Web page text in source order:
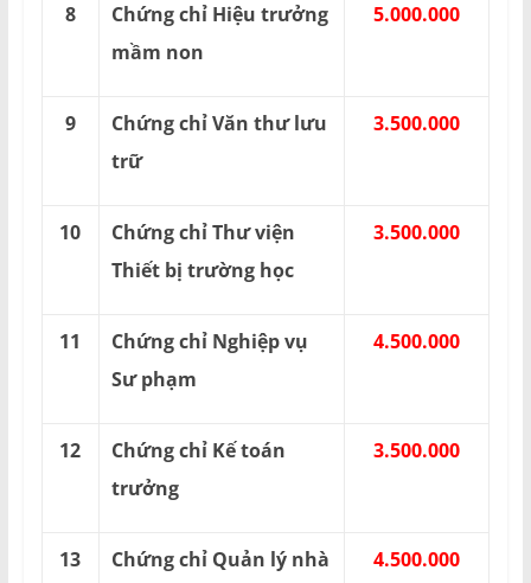
8
Chứng chỉ Hiệu trưởng
mầm non
5.000.000
9
Chứng chỉ Văn thư lưu
trữ
3.500.000
10
Chứng chỉ Thư viện
Thiết bị trường học
3.500.000
11
Chứng chỉ Nghiệp vụ
Sư phạm
4.500.000
12
Chứng chỉ Kế toán
trưởng
3.500.000
13
Chứng chỉ Quản lý nhà
4.500.000